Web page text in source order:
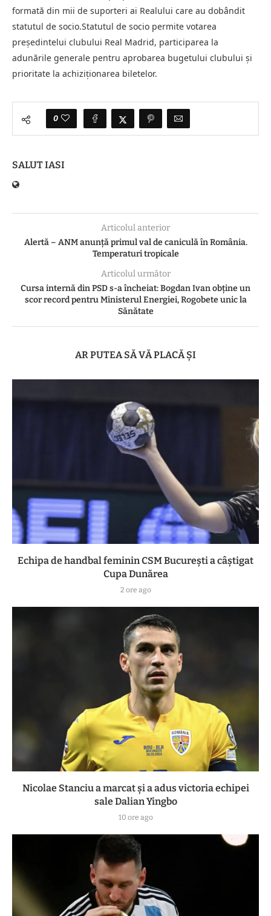
formată din mii de suporteri ai Realului care au dobândit
statutul de socio.Statutul de socio permite votarea
preşedintelui clubului Real Madrid, participarea la
adunările generale pentru aprobarea bugetului clubului şi
prioritate la achiziţionarea biletelor.
0
SALUT IASI
Articolul anterior
Alertă – ANM anunță primul val de caniculă în România.
Temperaturi tropicale
Articolul următor
Cursa internă din PSD s-a încheiat: Bogdan Ivan obține un
scor record pentru Ministerul Energiei, Rogobete unic la
Sănătate
AR PUTEA SĂ VĂ PLACĂ ȘI
Echipa de handbal feminin CSM Bucureşti a câştigat
Cupa Dunărea
2 ore ago
Nicolae Stanciu a marcat și a adus victoria echipei
sale Dalian Yingbo
10 ore ago